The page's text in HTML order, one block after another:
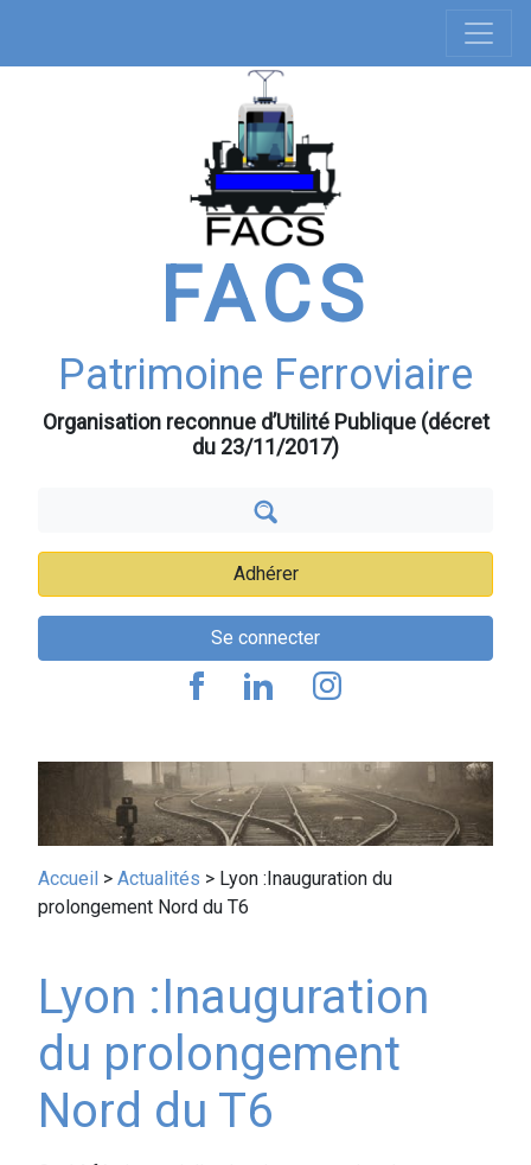
contenu
FACS
Patrimoine Ferroviaire
Organisation reconnue d’Utilité Publique (décret
du 23/11/2017)
Adhérer
Se connecter
principale
Fil
d'Ariane
Accueil Actualités
Lyon :Inauguration du
prolongement Nord du T6
Lyon :Inauguration
du prolongement
Nord du T6